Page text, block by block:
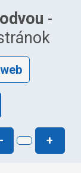
-
+